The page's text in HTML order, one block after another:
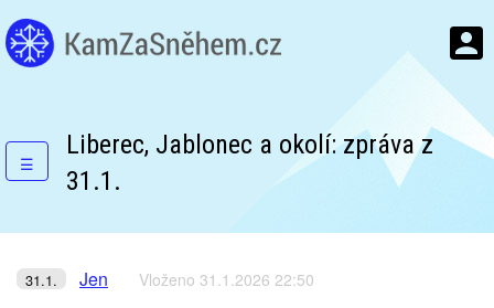
☰
Liberec, Jablonec a okolí: zpráva z
31.1.
31.1. Jen Vloženo 31.1.2026 22:50